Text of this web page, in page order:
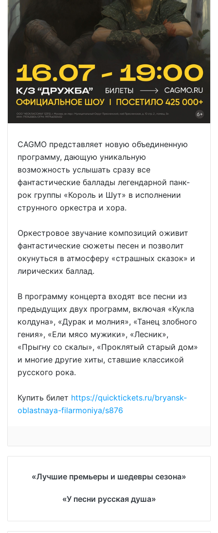
CAGMO представляет новую объединенную
программу, дающую уникальную
возможность услышать сразу все
фантастические баллады легендарной панк-
рок группы «Король и Шут» в исполнении
струнного оркестра и хора.
Оркестровое звучание композиций оживит
фантастические сюжеты песен и позволит
окунуться в атмосферу «страшных сказок» и
лирических баллад.
В программу концерта входят все песни из
предыдущих двух программ, включая «Кукла
колдуна», «Дурак и молния», «Танец злобного
гения», «Ели мясо мужики», «Лесник»,
«Прыгну со скалы», «Проклятый старый дом»
и многие другие хиты, ставшие классикой
русского рока.
Купить билет https://quicktickets.ru/bryansk-
oblastnaya-filarmoniya/s876
«Лучшие премьеры и шедевры сезона»
«У песни русская душа»